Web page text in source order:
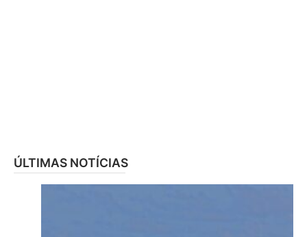
ÚLTIMAS NOTÍCIAS